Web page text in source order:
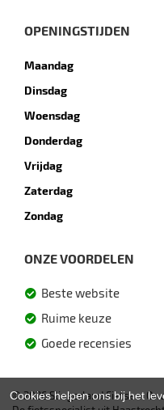
OPENINGSTIJDEN
Maandag
Dinsdag
Woensdag
Donderdag
Vrijdag
Zaterdag
Zondag
ONZE VOORDELEN
Beste website
Ruime keuze
Goede recensies
© 2026 Slingerland Fietsen.
Cookies helpen ons bij het